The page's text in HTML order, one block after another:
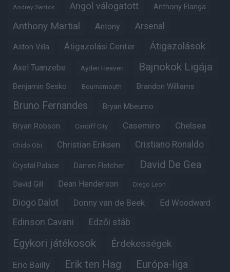
Andrey Santos Angol válogatott Anthony Elanga
Anthony Martial Antony Arsenal
Aston Villa Átigazolási Center Átigazolások
Axel Tuanzebe Ayden Heaven Bajnokok Ligája
Benjamin Sesko Bournemouth Brandon Williams
Bruno Fernandes Bryan Mbeumo
Bryan Robson Cardiff City Casemiro Chelsea
Chido Obi Christian Eriksen Cristiano Ronaldo
Crystal Palace Darren Fletcher David De Gea
David Gill Dean Henderson Diego Leon
Diogo Dalot Donny van de Beek Ed Woodward
Edinson Cavani Edzői stáb
Egykori játékosok Érdekességek
Eric Bailly Erik ten Hag Európa-liga